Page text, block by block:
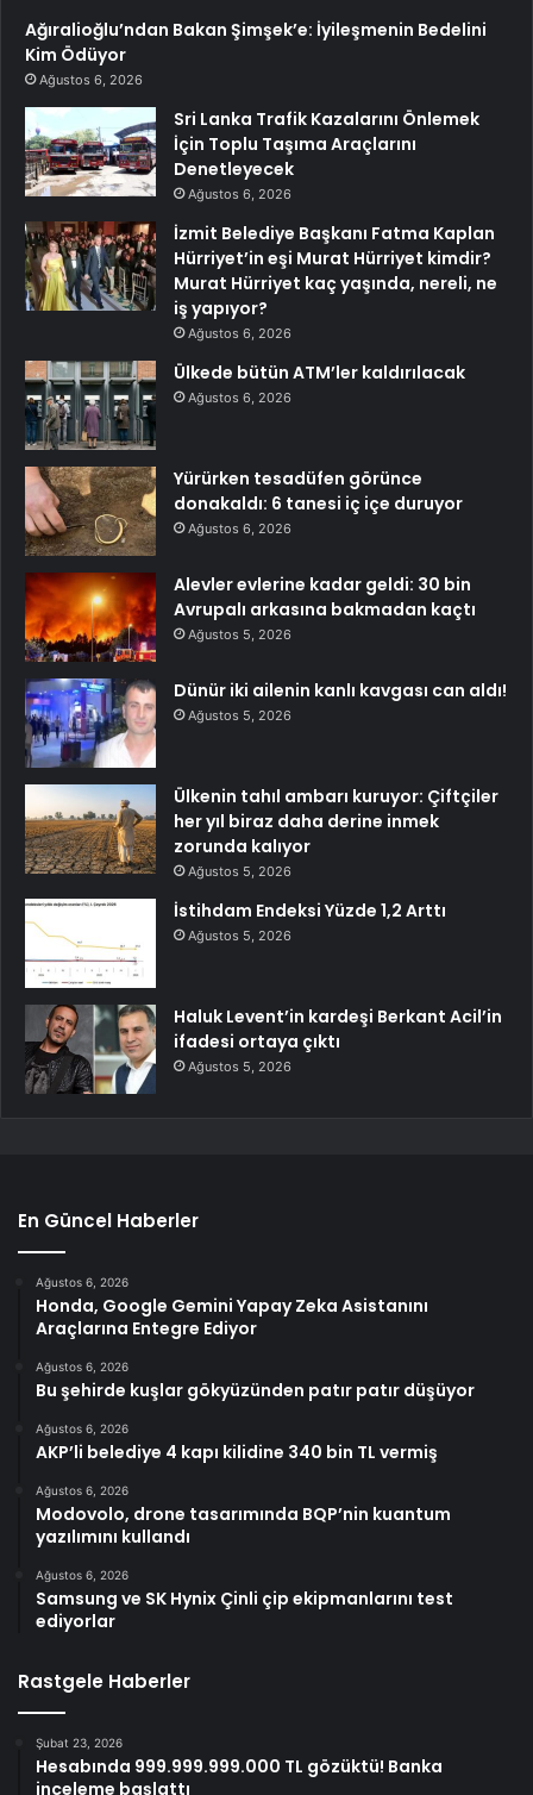
Ağıralioğlu’ndan Bakan Şimşek’e: İyileşmenin Bedelini
Kim Ödüyor
Ağustos 6, 2026
Sri Lanka Trafik Kazalarını Önlemek
İçin Toplu Taşıma Araçlarını
Denetleyecek
Ağustos 6, 2026
İzmit Belediye Başkanı Fatma Kaplan
Hürriyet’in eşi Murat Hürriyet kimdir?
Murat Hürriyet kaç yaşında, nereli, ne
iş yapıyor?
Ağustos 6, 2026
Ülkede bütün ATM’ler kaldırılacak
Ağustos 6, 2026
Yürürken tesadüfen görünce
donakaldı: 6 tanesi iç içe duruyor
Ağustos 6, 2026
Alevler evlerine kadar geldi: 30 bin
Avrupalı arkasına bakmadan kaçtı
Ağustos 5, 2026
Dünür iki ailenin kanlı kavgası can aldı!
Ağustos 5, 2026
Ülkenin tahıl ambarı kuruyor: Çiftçiler
her yıl biraz daha derine inmek
zorunda kalıyor
Ağustos 5, 2026
İstihdam Endeksi Yüzde 1,2 Arttı
Ağustos 5, 2026
Haluk Levent’in kardeşi Berkant Acil’in
ifadesi ortaya çıktı
Ağustos 5, 2026
En Güncel Haberler
Ağustos 6, 2026
Honda, Google Gemini Yapay Zeka Asistanını
Araçlarına Entegre Ediyor
Ağustos 6, 2026
Bu şehirde kuşlar gökyüzünden patır patır düşüyor
Ağustos 6, 2026
AKP’li belediye 4 kapı kilidine 340 bin TL vermiş
Ağustos 6, 2026
Modovolo, drone tasarımında BQP’nin kuantum
yazılımını kullandı
Ağustos 6, 2026
Samsung ve SK Hynix Çinli çip ekipmanlarını test
ediyorlar
Rastgele Haberler
Şubat 23, 2026
Hesabında 999.999.999.000 TL gözüktü! Banka
inceleme başlattı